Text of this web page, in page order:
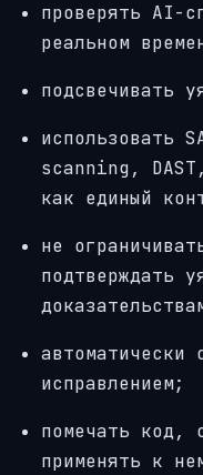
проверять AI-
реальном
подсвечивать
использовать
scanning,
как единый
не
подтверждать
исправлением;
помечать код,
применять к